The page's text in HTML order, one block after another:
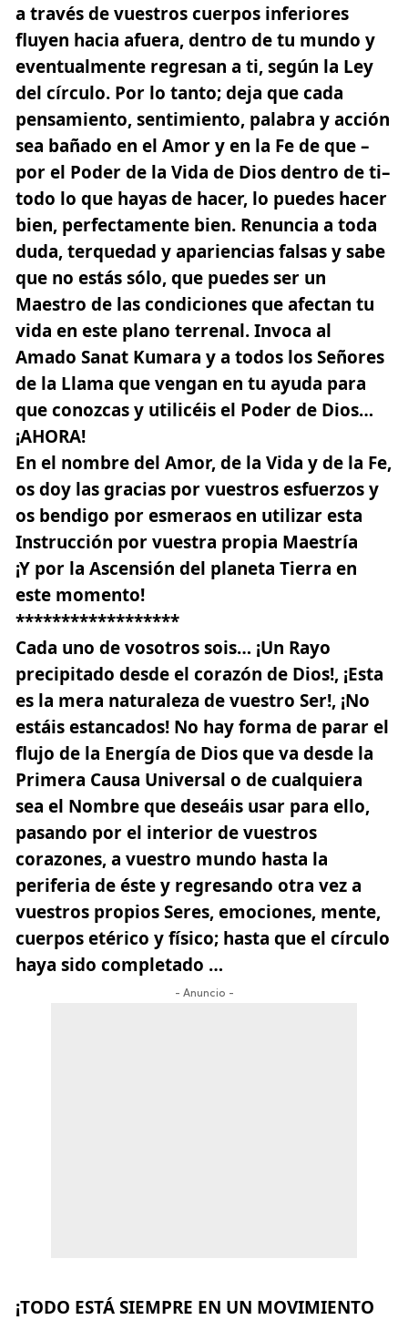
a través de vuestros cuerpos inferiores
fluyen hacia afuera, dentro de tu mundo y
eventualmente regresan a ti, según la Ley
del círculo. Por lo tanto; deja que cada
pensamiento, sentimiento, palabra y acción
sea bañado en el Amor y en la Fe de que –
por el Poder de la Vida de Dios dentro de ti–
todo lo que hayas de hacer, lo puedes hacer
bien, perfectamente bien. Renuncia a toda
duda, terquedad y apariencias falsas y sabe
que no estás sólo, que puedes ser un
Maestro de las condiciones que afectan tu
vida en este plano terrenal. Invoca al
Amado Sanat Kumara y a todos los Señores
de la Llama que vengan en tu ayuda para
que conozcas y utilicéis el Poder de Dios…
¡AHORA!
En el nombre del Amor, de la Vida y de la Fe,
os doy las gracias por vuestros esfuerzos y
os bendigo por esmeraos en utilizar esta
Instrucción por vuestra propia Maestría
¡Y por la Ascensión del planeta Tierra en
este momento!
******************
Cada uno de vosotros sois… ¡Un Rayo
precipitado desde el corazón de Dios!, ¡Esta
es la mera naturaleza de vuestro Ser!, ¡No
estáis estancados! No hay forma de parar el
flujo de la Energía de Dios que va desde la
Primera Causa Universal o de cualquiera
sea el Nombre que deseáis usar para ello,
pasando por el interior de vuestros
corazones, a vuestro mundo hasta la
periferia de éste y regresando otra vez a
vuestros propios Seres, emociones, mente,
cuerpos etérico y físico; hasta que el círculo
haya sido completado …
- Anuncio -
¡TODO ESTÁ SIEMPRE EN UN MOVIMIENTO